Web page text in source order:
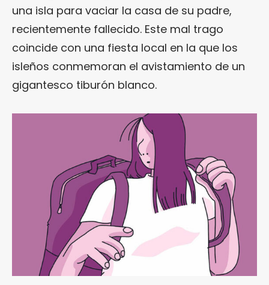
una isla para vaciar la casa de su padre,
recientemente fallecido. Este mal trago
coincide con una fiesta local en la que los
isleños conmemoran el avistamiento de un
gigantesco tiburón blanco.